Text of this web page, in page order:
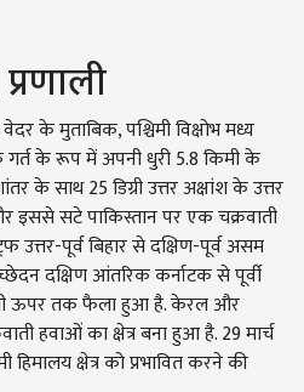
के मुताबिक, पश्चिमी विक्षोभ मध्य
गर्त के रूप में अपनी धुरी 5.8 किमी के
के साथ 25 डिग्री उत्तर अक्षांश के उत्तर
इससे सटे पाकिस्तान पर एक चक्रवाती
उत्तर-पूर्व बिहार से दक्षिण-पूर्व असम
दक्षिण आंतरिक कर्नाटक से पूर्वी
ऊपर तक फैला हुआ है. केरल और
हवाओं का क्षेत्र बना हुआ है. 29 मार्च
हिमालय क्षेत्र को प्रभावित करने की